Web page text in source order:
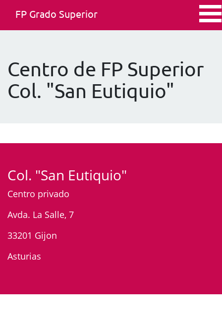
FP Grado Superior
Centro de FP Superior
Col. "San Eutiquio"
Col. "San Eutiquio"
Centro privado
Avda. La Salle, 7
33201 Gijon
Asturias